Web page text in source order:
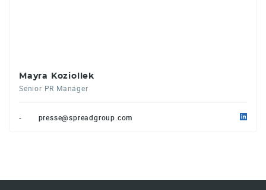
Mayra Koziollek
Senior PR Manager
- presse@spreadgroup.com